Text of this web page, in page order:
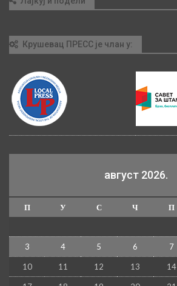
Крушевац ПРЕСС је члан у:
август 2026.
П У С Ч П
3 4 5 6 7
10 11 12 13 14